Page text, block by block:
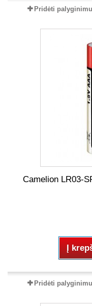
Pridėti
Camelion LR03-
Į
Pridėti